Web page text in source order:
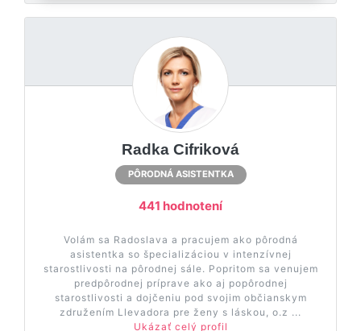
Radka Cifriková
PÔRODNÁ ASISTENTKA
441 hodnotení
Volám sa Radoslava a pracujem ako pôrodná
asistentka so špecializáciou v intenzívnej
starostlivosti na pôrodnej sále. Popritom sa venujem
predpôrodnej príprave ako aj popôrodnej
starostlivosti a dojčeniu pod svojim občianskym
združením Llevadora pre ženy s láskou, o.z ...
Ukázať celý profil